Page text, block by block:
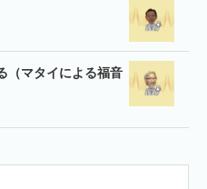
（マタイによる福音